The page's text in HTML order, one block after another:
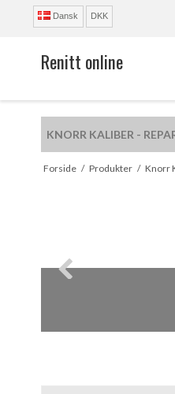
Dansk DKK
Renitt online
KNORR KALIBER -
Forside / Produkter / Knorr